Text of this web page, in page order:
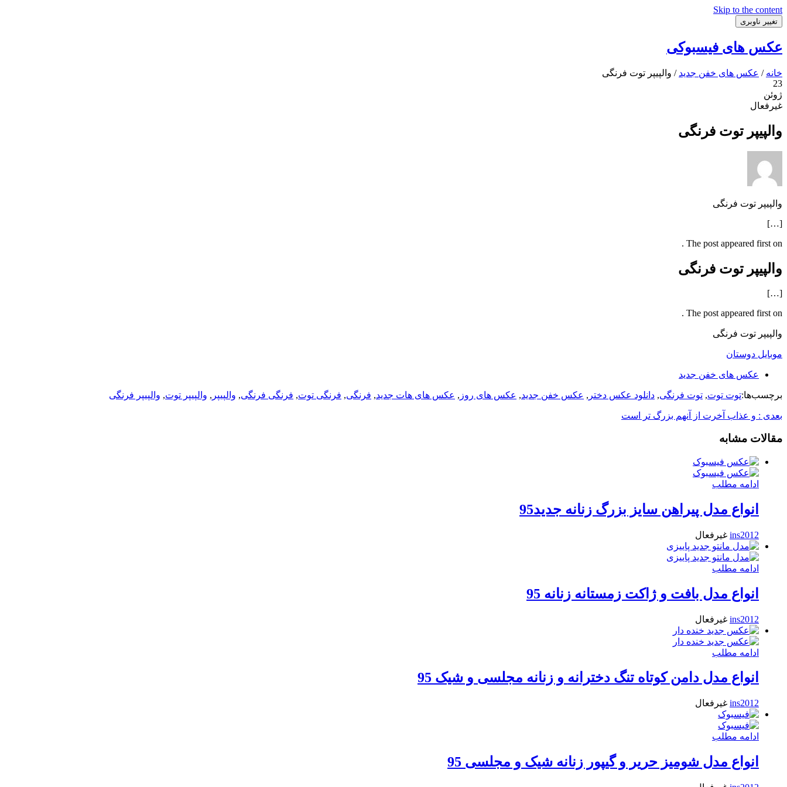
Skip to the content
تغییر ناوبری
عکس های فیسبوکی
خانه / عکس های خفن جدید / والپیپر توت فرنگی
23
ژوئن
غیرفعال
والپیپر توت فرنگی
والپیپر توت فرنگی
[…]
The post appeared first on .
والپیپر توت فرنگی
[…]
The post appeared first on .
والپیپر توت فرنگی
موبایل دوستان
عکس های خفن جدید
برچسب‌ها:توت توت, توت فرنگی, دانلود عکس دختر , عکس خفن جدید, عکس های روز , عکس های هات جدید, فرنگی, فرنگی توت, فرنگی فرنگی, والپیپر , والپیپر توت, والپیپر فرنگی
بعدی : و عذاب آخرت از آنهم بزرگ تر است
مقالات مشابه
ادامه مطلب
انواع مدل پیراهن سایز بزرگ زنانه جدید95
ins2012 غیرفعال
ادامه مطلب
انواع مدل بافت و ژاکت زمستانه زنانه 95
ins2012 غیرفعال
ادامه مطلب
انواع مدل دامن کوتاه تنگ دخترانه و زنانه مجلسی و شیک 95
ins2012 غیرفعال
ادامه مطلب
انواع مدل شومیز حریر و گیپور زنانه شیک و مجلسی 95